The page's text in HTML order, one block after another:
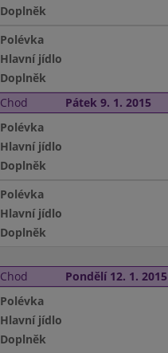
Doplněk
Polévka
Hlavní jídlo
Doplněk
Chod Pátek 9. 1. 2015
Polévka
Hlavní jídlo
Doplněk
Polévka
Hlavní jídlo
Doplněk
Chod Pondělí 12. 1. 2015
Polévka
Hlavní jídlo
Doplněk